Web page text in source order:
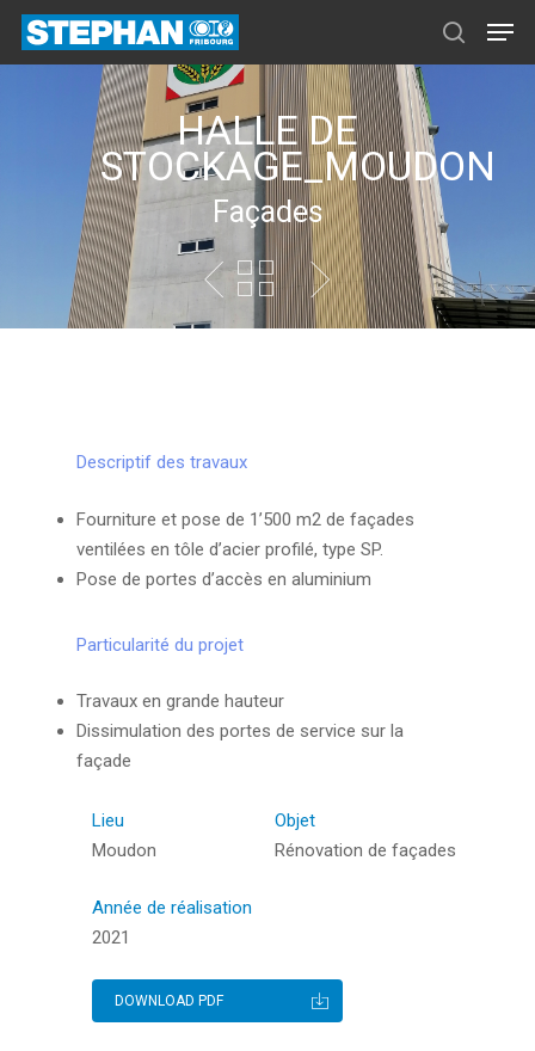
Appuyez sur ENTER pour rechercher ou sur ESC
HALLE DE
STOCKAGE_MOUDON
Façades
Descriptif des travaux
Fourniture et pose de 1’500 m2 de façades
ventilées en tôle d’acier profilé, type SP.
Pose de portes d’accès en aluminium
Particularité du projet
Travaux en grande hauteur
Dissimulation des portes de service sur la
façade
Lieu
Moudon
Année de réalisation
2021
Objet
Rénovation de façades
DOWNLOAD PDF